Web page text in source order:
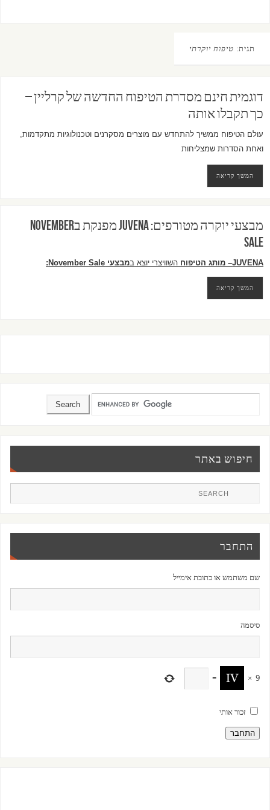
תגית: טיפוח יוקרתי
דוגמית חינם מסדרת הטיפוח החדשה של קרליין –
כך תקבלו אותה
עולם הטיפוח ממשיך להתחדש עם מוצרים מסקרנים וטכנולוגיות מתקדמות,
ואחת הסדרות שמצליחות
המשך קריאה
מבצעי יוקרה מטורפים: JUVENA מפנקת בNovember
Sale‏
JUVENA– מותג הטיפוח השוויצרי יוצא במבצעי November Sale
:
המשך קריאה
חיפוש באתר
התחבר
שם משתמש או כתובת אימייל
סיסמה
9
×
=
זכור אותי
התחבר